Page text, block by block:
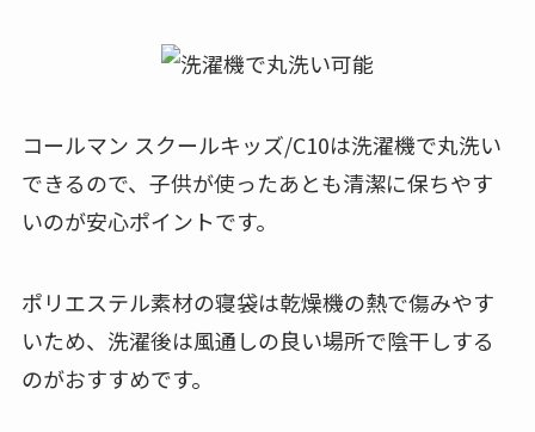
コールマン スクールキッズ/C10は洗濯機で丸洗い
できるので、子供が使ったあとも清潔に保ちやす
いのが安心ポイントです。
ポリエステル素材の寝袋は乾燥機の熱で傷みやす
いため、洗濯後は風通しの良い場所で陰干しする
のがおすすめです。